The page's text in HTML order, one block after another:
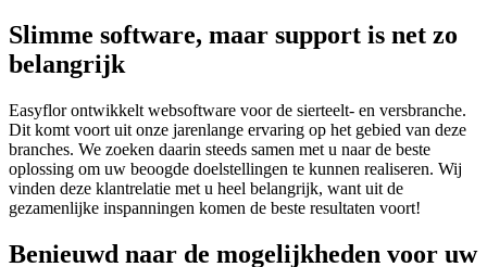
Slimme software, maar support is net zo
belangrijk
Easyflor ontwikkelt websoftware voor de sierteelt- en versbranche.
Dit komt voort uit onze jarenlange ervaring op het gebied van deze
branches. We zoeken daarin steeds samen met u naar de beste
oplossing om uw beoogde doelstellingen te kunnen realiseren. Wij
vinden deze klantrelatie met u heel belangrijk, want uit de
gezamenlijke inspanningen komen de beste resultaten voort!
Benieuwd naar de mogelijkheden voor uw